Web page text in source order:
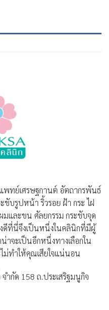
พทย์เศรษฐกานต์ อัตถากรพันธ์
บรูปหน้า ริ้วรอย ฝ้า กระ ไฝ
และขน ศัลยกรรม กระชับจุด
ดีที่นี่จึงเป็นหนึ่งในคลินิกที่มีผู้
จะเป็นอีกหนึ่งทางเลือกใน
ทำให้คุณเสียใจแน่นอน
กัด 158 ถ.ประเสริฐมนูกิจ